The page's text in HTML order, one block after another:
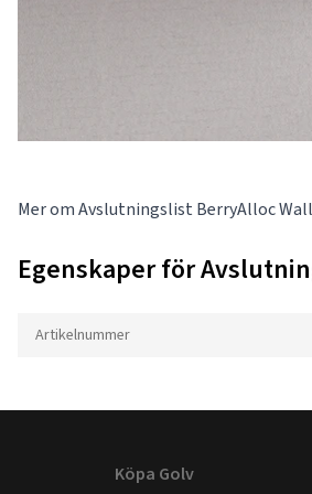
Mer om Avslutningslist BerryAlloc
Egenskaper för
Artikelnummer
Köpa Golv